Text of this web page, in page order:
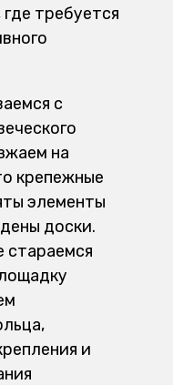
требуется
с
на
крепежные
элементы
доски.
стараемся
и